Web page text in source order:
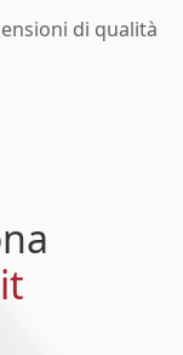
di qualità